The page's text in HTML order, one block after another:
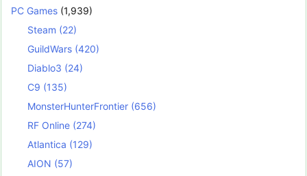
PC Games (1,939)
Steam (22)
GuildWars (420)
Diablo3 (24)
C9 (135)
MonsterHunterFrontier (656)
RF Online (274)
Atlantica (129)
AION (57)